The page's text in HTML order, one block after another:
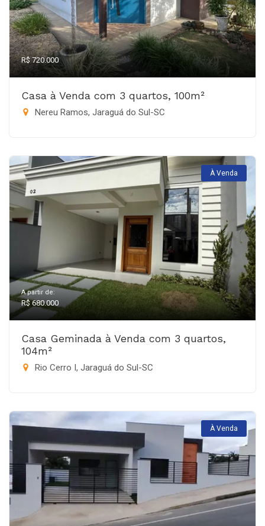
R$ 720.000
Casa à Venda com 3 quartos, 100m²
Nereu Ramos, Jaraguá do Sul-SC
À Venda
A partir de:
R$ 680.000
Casa Geminada à Venda com 3 quartos,
104m²
Rio Cerro I, Jaraguá do Sul-SC
À Venda